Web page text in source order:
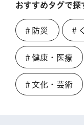
おすすめタグで探
＃防災 ＃
＃健康・医療
＃文化・芸術